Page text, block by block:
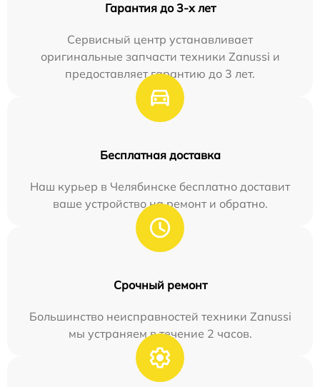
Гарантия до 3-х лет
Сервисный центр устанавливает
оригинальные запчасти техники Zanussi и
предоставляет гарантию до 3 лет.
Бесплатная доставка
Наш курьер в Челябинске бесплатно доставит
ваше устройство на ремонт и обратно.
Срочный ремонт
Большинство неисправностей техники Zanussi
мы устраняем в течение 2 часов.